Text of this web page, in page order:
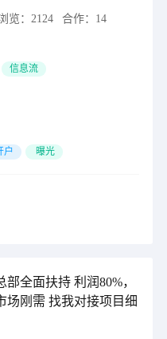
览： 2124 合作： 14
信息流
户 曝光
全面扶持 利润80%，
场刚需 找我对接项目细